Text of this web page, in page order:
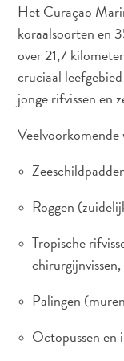
Nachtleven
Cultuur
Weer
Mobiel
Elektriciteit
Overig
Bruiloften
en
huwelijksreizen
immigratiekaart
E
Het Curaçao
koraalsoorten en
over 21,7
cruciaal
jonge rifvissen en
Roggen
Tropische
Palingen
Octopussen en